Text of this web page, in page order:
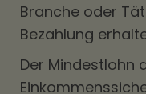
Branche oder
Bezahlung
Der Mindestlohn